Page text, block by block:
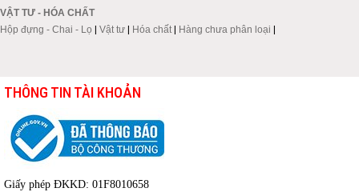
VẬT TƯ - HÓA CHẤT
Hộp đựng - Chai - Lọ | Vật tư | Hóa chất | Hàng chưa phân loại |
THÔNG TIN TÀI KHOẢN
Giấy phép ĐKKD: 01F8010658